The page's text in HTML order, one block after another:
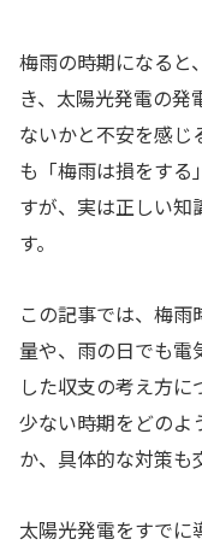
梅雨の時期になると
き、太陽光発電の発
ないかと不安を感じ
も「梅雨は損をする
すが、実は正しい知
す。
この記事では、梅
量や、雨の日でも電
した収支の考え方
少ない時期をどのよ
か、具体的な対策も
太陽光発電をすで